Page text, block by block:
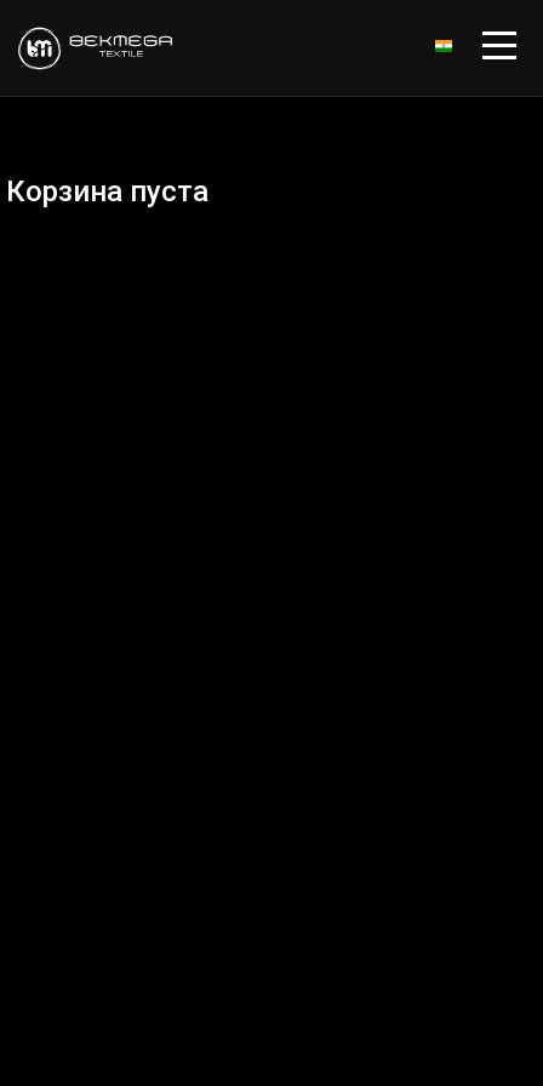
हिन्दी
Корзина пуста